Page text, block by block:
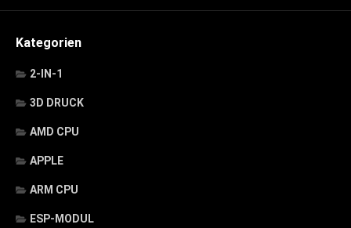
Kategorien
2-IN-1
3D DRUCK
AMD CPU
APPLE
ARM CPU
ESP-MODUL